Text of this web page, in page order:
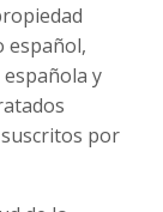
español,
y
por